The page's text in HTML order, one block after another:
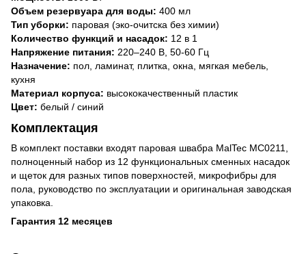
Объем резервуара для воды: 400 мл
Тип уборки: паровая (эко-очитска без химии)
Количество функций и насадок: 12 в 1
Напряжение питания: 220–240 В, 50-60 Гц
Назначение: пол, ламинат, плитка, окна, мягкая мебель,
кухня
Материал корпуса: высококачественный пластик
Цвет: белый / синий
Комплектация
В комплект поставки входят паровая швабра MalTec MC0211,
полноценный набор из 12 функциональных сменных насадок
и щеток для разных типов поверхностей, микрофибры для
пола, руководство по эксплуатации и оригинальная заводская
упаковка.
Гарантия 12 месяцев